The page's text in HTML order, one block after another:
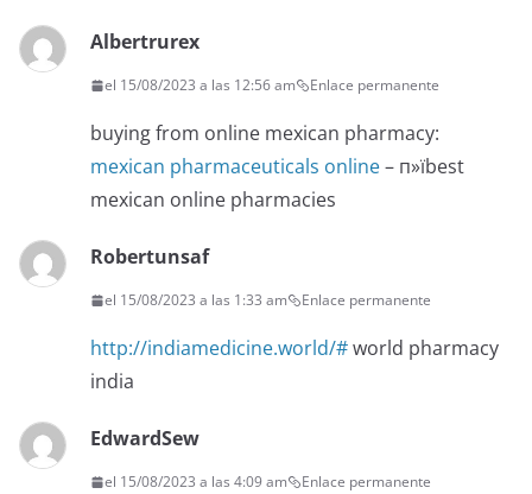
Albertrurex
el 15/08/2023 a las 12:56 am Enlace permanente
buying from online mexican pharmacy:
mexican pharmaceuticals online– п»їbest
mexican online pharmacies
Robertunsaf
el 15/08/2023 a las 1:33 am Enlace permanente
http://indiamedicine.world/#world pharmacy
india
EdwardSew
el 15/08/2023 a las 4:09 am Enlace permanente